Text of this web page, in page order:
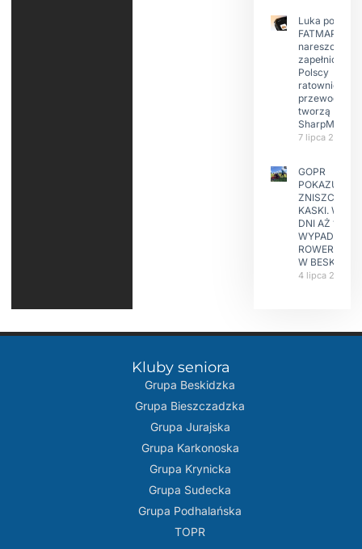
Luka po
FATMAP-ie
nareszcie
zapełniona?
Polscy
ratownicy i
przewodnicy
tworzą
SharpMap
7 lipca 2026
GOPR
POKAZUJE
ZNISZCZONE
KASKI. W
DNI AŻ 15
WYPADKÓW
W
4 lipca 2026
Kluby seniora
Grupa Beskidzka​
Grupa Bieszczadzka
Grupa Jurajska
Grupa Karkonoska
Grupa Krynicka
Grupa Sudecka
Grupa Podhalańska
TOPR